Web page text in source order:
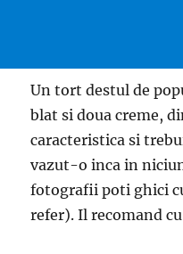
Un tort destul de
blat si doua creme,
caracteristica si
vazut-o inca in
fotografii poti ghici
refer). Il recomand